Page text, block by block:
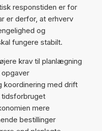
responstiden er for
er derfor, at erhverv
og
fungere stabilt.
krav til planlægning
koordinering med drift
mere
bestillinger